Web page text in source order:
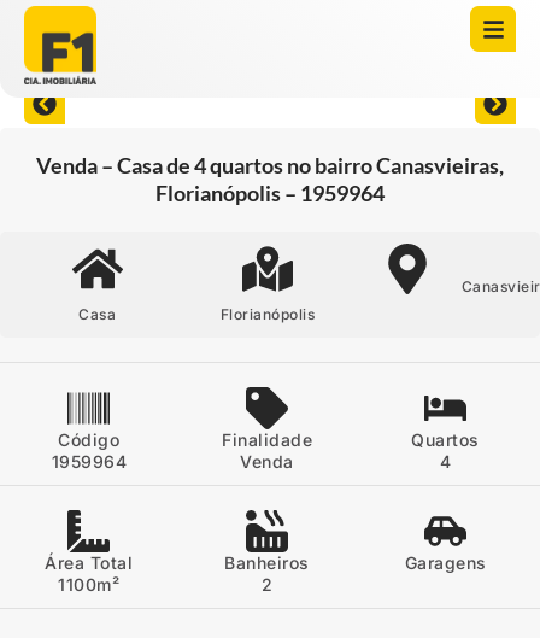
Venda – Casa de 4 quartos no bairro Canasvieiras,
Florianópolis – 1959964
Casa Florianópolis
Código
1959964
Finalidade
Venda
Quartos
4
Área Total
1100m²
Banheiros
2
Garagens